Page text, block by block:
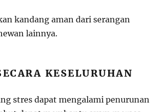
kandang aman dari serangan
lainnya.
KESELURUHAN
stres dapat mengalami penurunan